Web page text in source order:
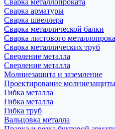
Сварка металлопроката
Сварка арматуры
Сварка швеллера
Сварка металлической балки
Сварка листового
Сварка металлических труб
Сверление металла
Сверление металла
Молниезащита и заземление
Проектирование молниезащиты
Гибка металла
Гибка металла
Гибка труб
Вальцовка металла